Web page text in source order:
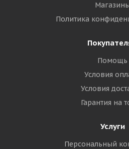
Политика
Помощь
Условия
Условия
Гарантия на
Услуги
Персональный